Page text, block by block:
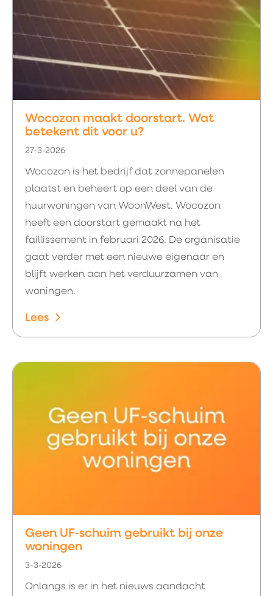
Wocozon maakt doorstart. Wat
betekent dit voor u?
27-3-2026
Wocozon is het bedrijf dat zonnepanelen
plaatst en beheert op een deel van de
huurwoningen van WoonWest. Wocozon
heeft een doorstart gemaakt na het
faillissement in februari 2026. De organisatie
gaat verder met een nieuwe eigenaar en
blijft werken aan het verduurzamen van
woningen.
Lees
Geen UF‑schuim gebruikt bij onze
woningen
3-3-2026
Onlangs is er in het nieuws aandacht